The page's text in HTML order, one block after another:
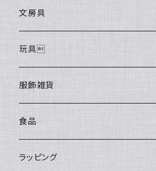
文房具
ポストカード
玩具
服飾雑貨
食品
ラッピング